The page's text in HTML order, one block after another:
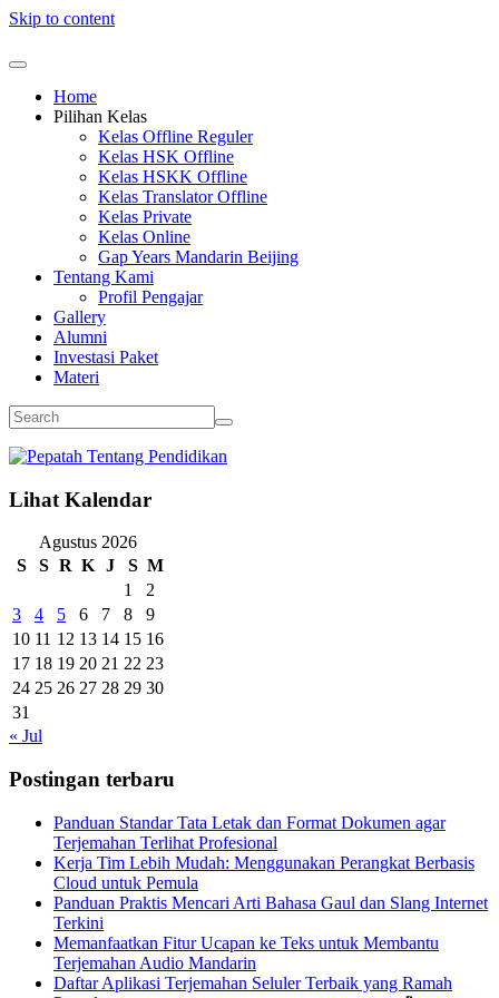
Skip to content
Home
Pilihan Kelas
Kelas Offline Reguler
Kelas HSK Offline
Kelas HSKK Offline
Kelas Translator Offline
Kelas Private
Kelas Online
Gap Years Mandarin Beijing
Tentang Kami
Profil Pengajar
Gallery
Alumni
Investasi Paket
Materi
Lihat Kalendar
Agustus 2026
S
S R K J S M
1
2
3
4 5 6 7 8
9
10 11 12 13 14 15 16
17 18 19 20 21 22 23
24 25 26 27 28 29 30
31
« Jul
Postingan terbaru
Panduan Standar Tata Letak dan Format Dokumen agar
Terjemahan Terlihat Profesional
Kerja Tim Lebih Mudah: Menggunakan Perangkat Berbasis
Cloud untuk Pemula
Panduan Praktis Mencari Arti Bahasa Gaul dan Slang Internet
Terkini
Memanfaatkan Fitur Ucapan ke Teks untuk Membantu
Terjemahan Audio Mandarin
Daftar Aplikasi Terjemahan Seluler Terbaik yang Ramah